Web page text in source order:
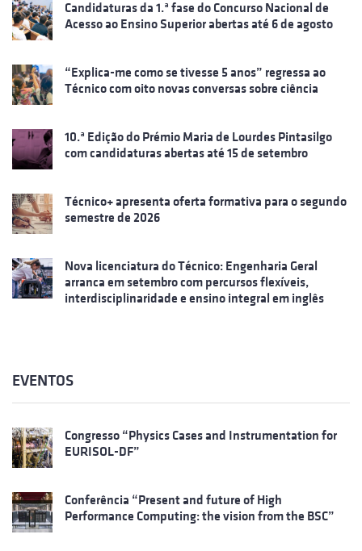
Candidaturas da 1.ª fase do Concurso Nacional de
Acesso ao Ensino Superior abertas até 6 de agosto
“Explica-me como se tivesse 5 anos” regressa ao
Técnico com oito novas conversas sobre ciência
10.ª Edição do Prémio Maria de Lourdes Pintasilgo
com candidaturas abertas até 15 de setembro
Técnico+ apresenta oferta formativa para o segundo
semestre de 2026
Nova licenciatura do Técnico: Engenharia Geral
arranca em setembro com percursos flexíveis,
interdisciplinaridade e ensino integral em inglês
EVENTOS
Congresso “Physics Cases and Instrumentation for
EURISOL-DF”
Conferência “Present and future of High
Performance Computing: the vision from the BSC”